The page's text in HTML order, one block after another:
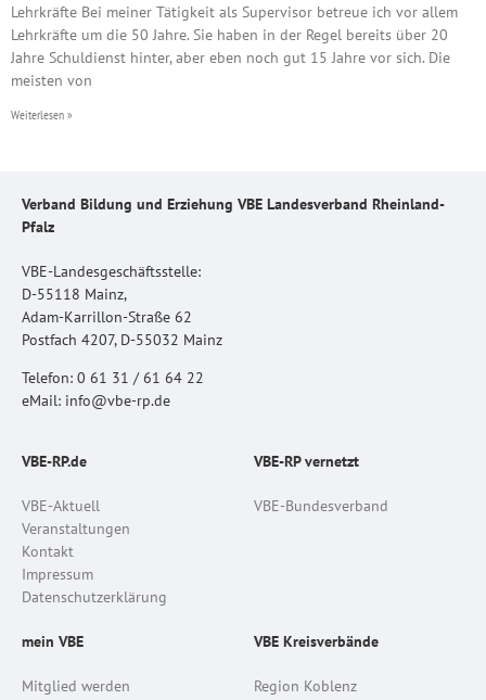
Lehrkräfte Bei meiner Tätigkeit als Supervisor betreue ich vor allem
Lehrkräfte um die 50 Jahre. Sie haben in der Regel bereits über 20
Jahre Schuldienst hinter, aber eben noch gut 15 Jahre vor sich. Die
meisten von
Weiterlesen »
Verband Bildung und Erziehung VBE Landesverband Rheinland-
Pfalz
VBE-Landesgeschäftsstelle:
D-55118 Mainz,
Adam-Karrillon-Straße 62
Postfach 4207, D-55032 Mainz
Telefon: 0 61 31 / 61 64 22
eMail: info@vbe-rp.de
VBE-RP.de
VBE-Aktuell
Veranstaltungen
Kontakt
Impressum
Datenschutzerklärung
VBE-RP vernetzt
VBE-Bundesverband
mein VBE
Mitglied werden
VBE Kreisverbände
Region Koblenz